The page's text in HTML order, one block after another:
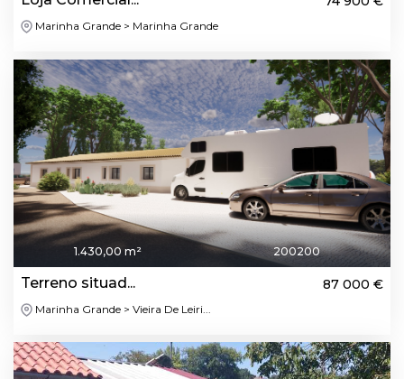
Marinha Grande > Marinha Grande
1.430,00 m² 200200
Terreno situad... 87 000 €
Marinha Grande > Vieira De Leiri...